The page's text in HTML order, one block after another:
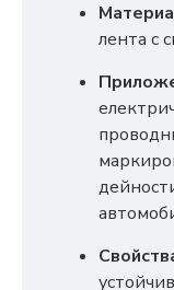
лента с